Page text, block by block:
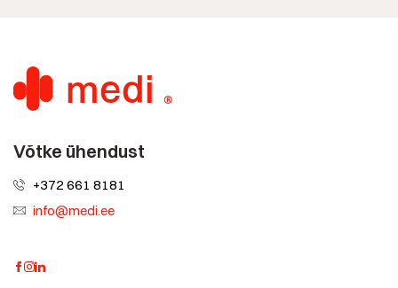
Võtke ühendust
+372 661 8181
info@medi.ee